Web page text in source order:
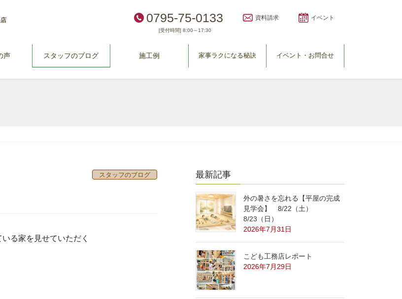
0795-75-0133
[受付時間] 8:00～17:30
資料請求 イベント
声 スタッフのブログ 施工例 家事ラクになる秘訣 イベント・お問合せ
スタッフのブログ
る家を見せていただく
最新記事
外の暑さを忘れる【平屋の完成
見学会】 8/22（土）
8/23（日）
2026年7月31日
こども工務店レポート
2026年7月29日